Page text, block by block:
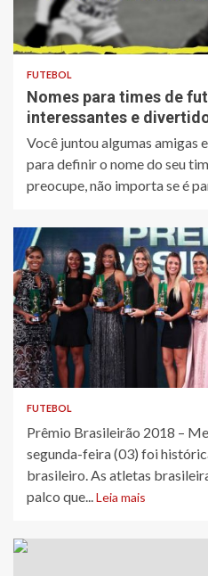
FUTEBOL
Nomes para times de
interessantes e
Você juntou algumas amigas
para definir o nome do seu
preocupe, não importa se é
FUTEBOL
​Prêmio Brasileirão 2018 –
segunda-feira (03) foi
brasileiro. As atletas
palco que...Leia mais